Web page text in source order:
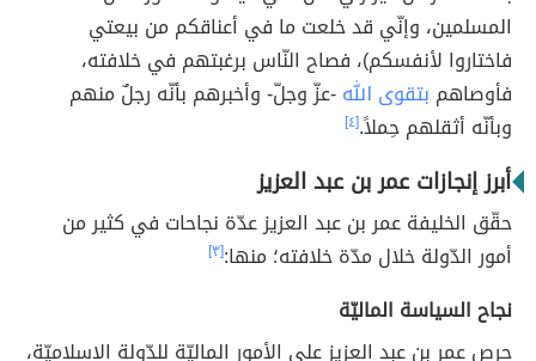
المسلمين، وإنّي قد خلعت ما في أعناقكم من بيعتي
فاختاروا لأنفسكم)، فصاح النّاس برغبتهم في خلافته،
فأوصاهم بتقوى الله-عزّ وجلّ- وأخبرهم بأنّه رجلٌ منهم
وبأنّه أثقلهم حِملاً.[٤]
أبرز إنجازات عمر بن عبد العزيز
حقّق الخليفة عمر بن عبد العزيز عدّة نجاحات في كثير من
أمور الدّولة خلال مدّة خلافته؛ منها:[٣]
نجاح السياسة الماليّة
حرص عمر بن عبد العزيز على الأمور الماليّة للدّولة الإسلاميّة،